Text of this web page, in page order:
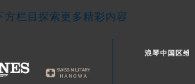
方栏目探索更多精彩内容
浪琴中国区维